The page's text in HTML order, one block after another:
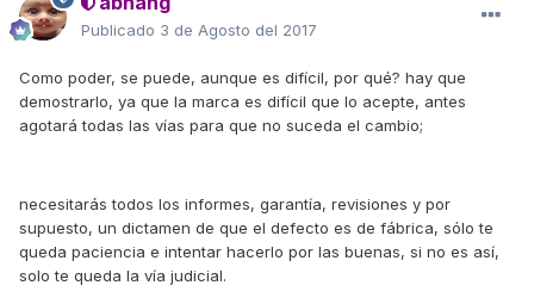
Publicado 3 de Agosto del 2017
Como poder, se puede, aunque es difícil, por qué? hay que
demostrarlo, ya que la marca es difícil que lo acepte, antes
agotará todas las vías para que no suceda el cambio;
necesitarás todos los informes, garantía, revisiones y por
supuesto, un dictamen de que el defecto es de fábrica, sólo te
queda paciencia e intentar hacerlo por las buenas, si no es así,
solo te queda la vía judicial.